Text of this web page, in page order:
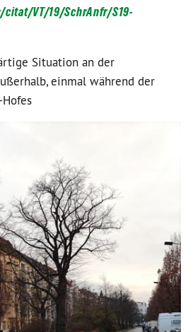
VT/19/SchrAnfr/S19-
Situation an der
einmal während der